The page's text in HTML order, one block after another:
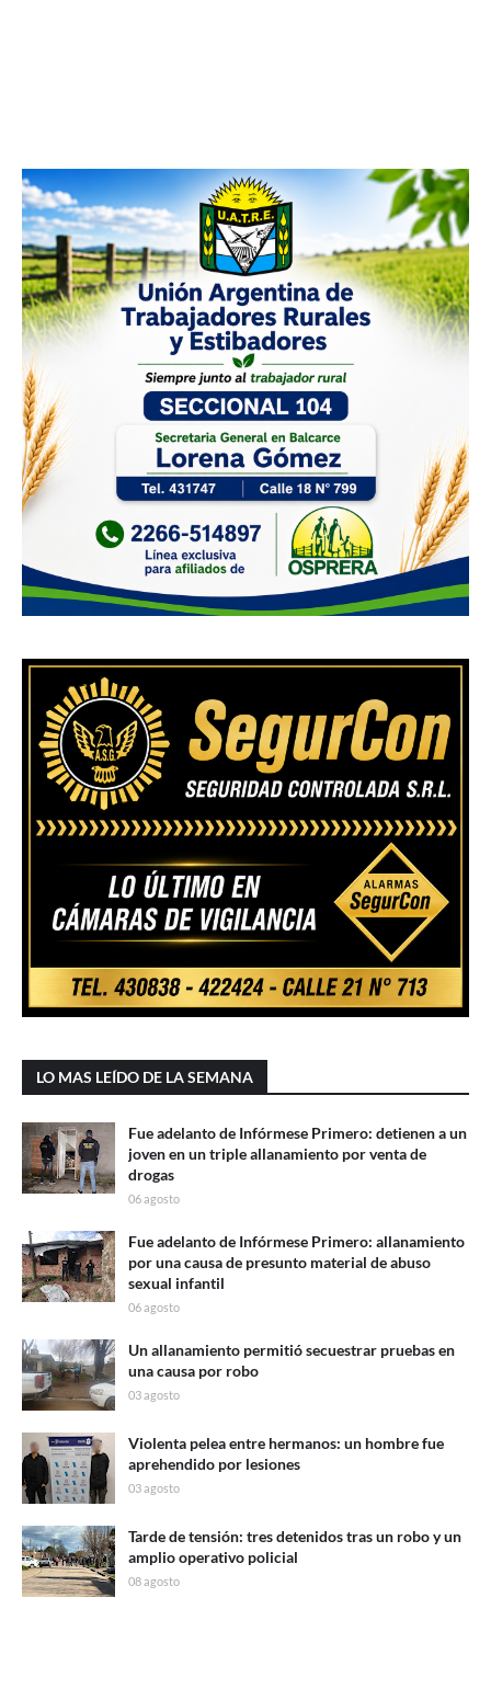
LO MAS LEÍDO DE LA SEMANA
Fue adelanto de Infórmese Primero: detienen a un
joven en un triple allanamiento por venta de
drogas
06 agosto
Fue adelanto de Infórmese Primero: allanamiento
por una causa de presunto material de abuso
sexual infantil
06 agosto
Un allanamiento permitió secuestrar pruebas en
una causa por robo
03 agosto
Violenta pelea entre hermanos: un hombre fue
aprehendido por lesiones
03 agosto
Tarde de tensión: tres detenidos tras un robo y un
amplio operativo policial
08 agosto